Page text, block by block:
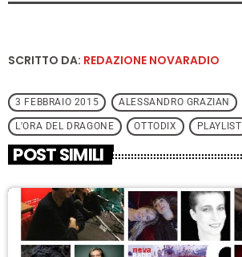
SCRITTO DA: REDAZIONE NOVARADIO
3 FEBBRAIO 2015 ALESSANDRO GRAZIAN
L'ORA DEL DRAGONE OTTODIX PLAYLIST
POST SIMILI